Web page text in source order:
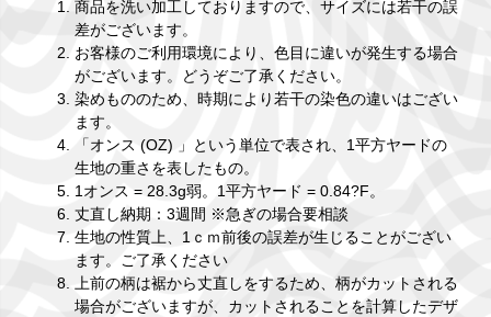
商品を洗い加工しておりますので、サイズには若干の誤
差がございます。
お客様のご利用環境により、色目に違いが発生する場合
がございます。どうぞご了承ください。
染めもののため、時期により若干の染色の違いはござい
ます。
「オンス (OZ) 」という単位で表され、1平方ヤードの
生地の重さを表したもの。
1オンス = 28.3g弱。1平方ヤード = 0.84?F。
丈直し納期：3週間 ※急ぎの場合要相談
生地の性質上、1ｃｍ前後の誤差が生じることがござい
ます。ご了承ください
上前の柄は裾から丈直しをするため、柄がカットされる
場合がございますが、カットされることを計算したデザ